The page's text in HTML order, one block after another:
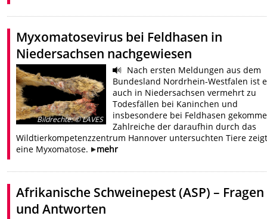
Myxomatosevirus bei Feldhasen in
Niedersachsen nachgewiesen
Bildrechte:© LAVES
Nach ersten Meldungen aus dem
Bundesland Nordrhein-Westfalen ist
auch in Niedersachsen vermehrt zu
Todesfällen bei Kaninchen und
insbesondere bei Feldhasen
Zahlreiche der daraufhin durch das
Wildtierkompetenzzentrum Hannover untersuchten Tiere
eine Myxomatose.
mehr
Afrikanische Schweinepest (ASP) – Fragen
und Antworten